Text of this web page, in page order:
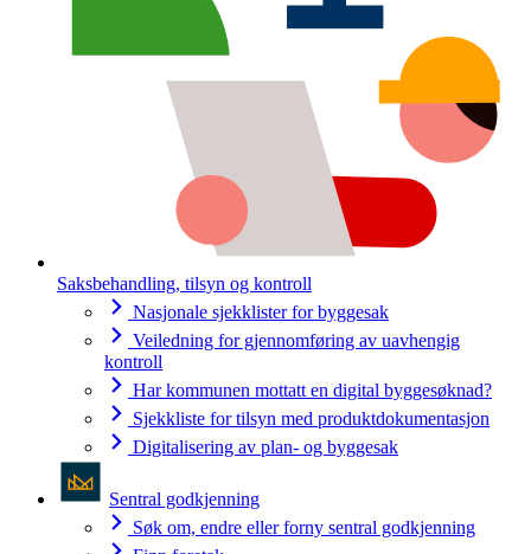
Saksbehandling, tilsyn og kontroll
Nasjonale sjekklister for byggesak
Veiledning for gjennomføring av uavhengig
kontroll
Har kommunen mottatt en digital byggesøknad?
Sjekkliste for tilsyn med produktdokumentasjon
Digitalisering av plan- og byggesak
Sentral godkjenning
Søk om, endre eller forny sentral godkjenning